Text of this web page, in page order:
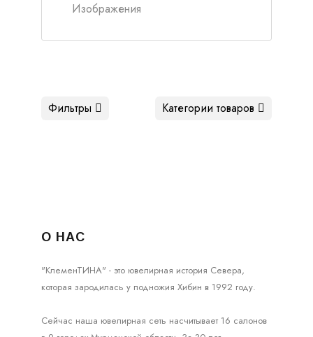
Изображения
Категории товаров
Фильтры
О НАС
"КлеменТИНА" - это ювелирная история Севера,
которая зародилась у подножия Хибин в 1992 году.
Сейчас наша ювелирная сеть насчитывает 16 салонов